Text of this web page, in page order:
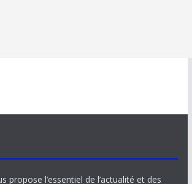
propose l’essentiel de l’actualité et des